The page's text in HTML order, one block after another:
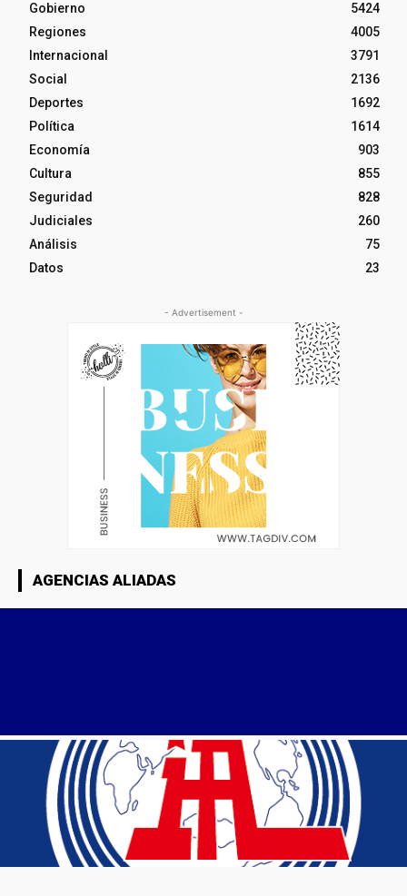
Gobierno
5424
Regiones
4005
Internacional
3791
Social
2136
Deportes
1692
Política
1614
Economía
903
Cultura
855
Seguridad
828
Judiciales
260
Análisis
75
Datos
23
- Advertisement -
AGENCIAS ALIADAS